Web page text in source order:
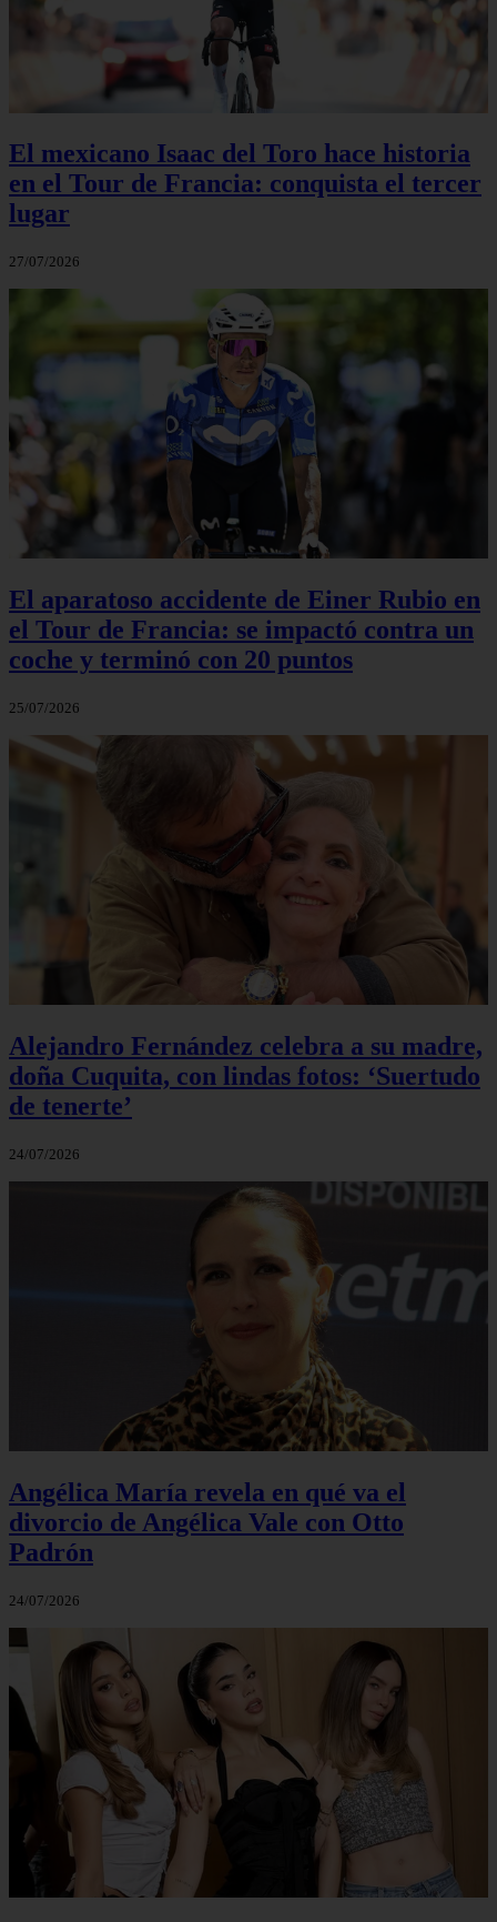
El mexicano Isaac del Toro hace historia
en el Tour de Francia: conquista el tercer
lugar
27/07/2026
El aparatoso accidente de Einer Rubio en
el Tour de Francia: se impactó contra un
coche y terminó con 20 puntos
25/07/2026
Alejandro Fernández celebra a su madre,
doña Cuquita, con lindas fotos: ‘Suertudo
de tenerte’
24/07/2026
Angélica María revela en qué va el
divorcio de Angélica Vale con Otto
Padrón
24/07/2026